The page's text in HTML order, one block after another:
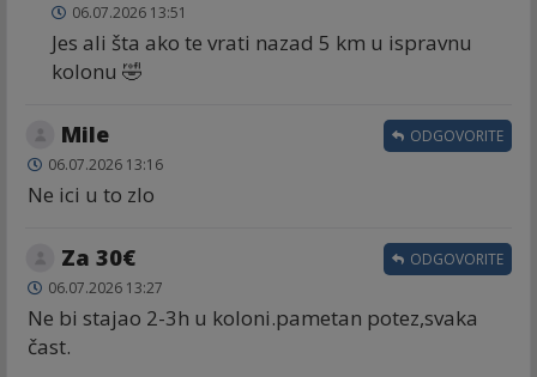
06.07.2026 13:51
Jes ali šta ako te vrati nazad 5 km u ispravnu
kolonu 🤣
Mile
06.07.2026 13:16
Ne ici u to zlo
ODGOVORITE
Za 30€
06.07.2026 13:27
Ne bi stajao 2-3h u koloni.pametan potez,svaka
čast.
ODGOVORITE